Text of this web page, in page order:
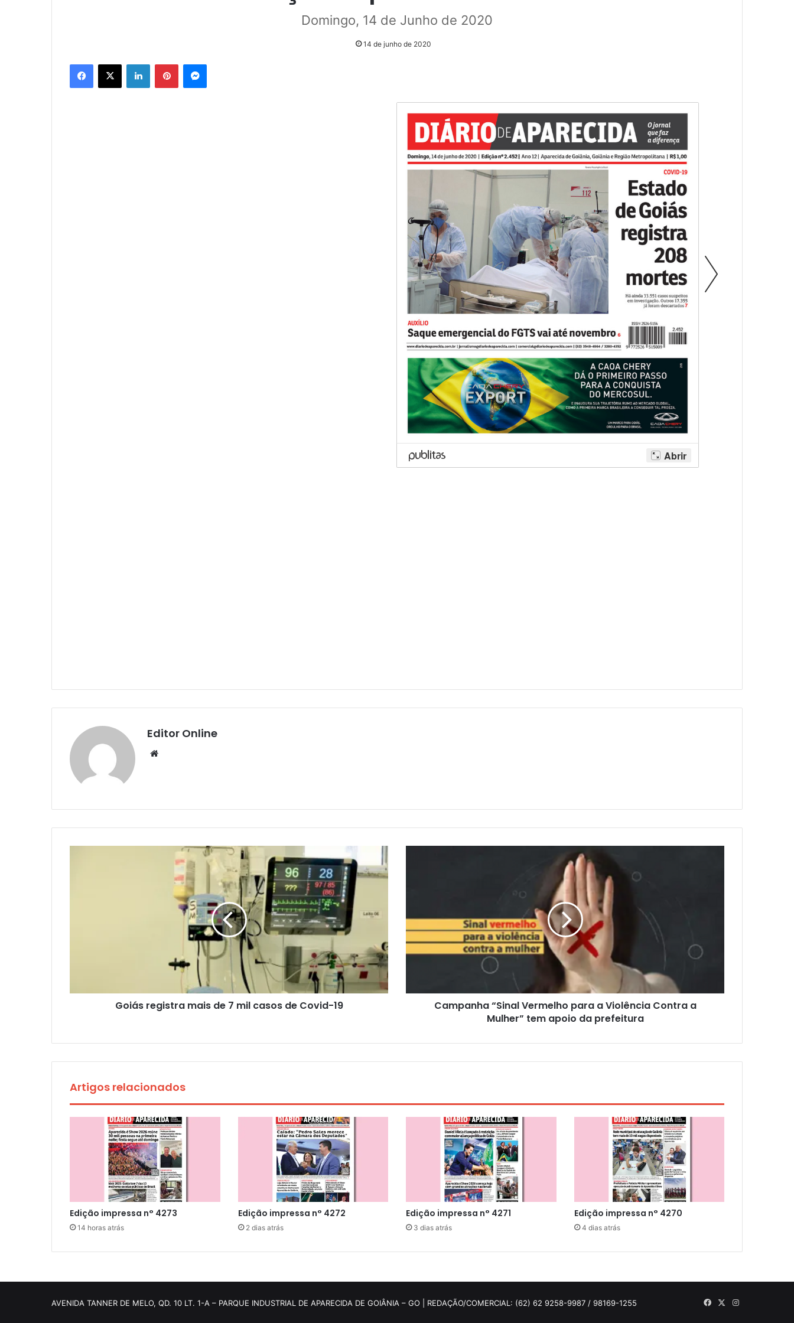
Domingo, 14 de Junho de 2020
14 de junho de 2020
Facebook
X LinkedinPinterestMessenger
Editor Online
Goiás registra mais de 7 mil casos de Covid-19
Campanha “Sinal Vermelho para a Violência Contra a
Mulher” tem apoio da prefeitura
Artigos relacionados
Edição impressa n° 4273
14 horas atrás
Edição impressa n° 4272
2 dias atrás
Edição impressa n° 4271
3 dias atrás
Edição impressa n° 4270
4 dias atrás
AVENIDA TANNER DE MELO, QD. 10 LT. 1-A – PARQUE INDUSTRIAL DE APARECIDA DE GOIÂNIA – GO | REDAÇÃO/COMERCIAL: (62) 62 9258-9987 / 98169-1255 Facebook
X Instagram